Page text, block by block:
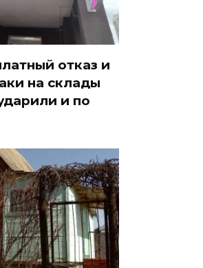
отказ и
на склады
и по